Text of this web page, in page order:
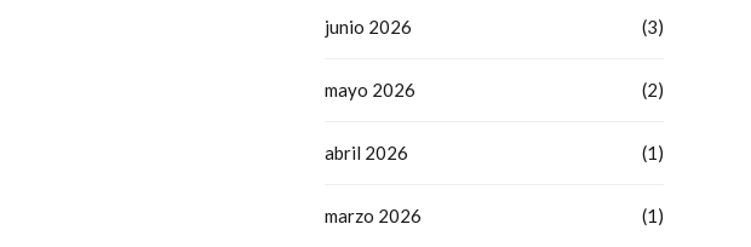
junio 2026 (3)
mayo 2026 (2)
abril 2026 (1)
marzo 2026 (1)